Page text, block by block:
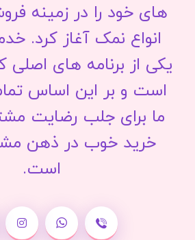
های خود را در زمینه
انواع نمک آغاز کرد.
یکی از برنامه های
است و بر این اساس
ما برای جلب رضایت
خرید خوب در ذهن
است.